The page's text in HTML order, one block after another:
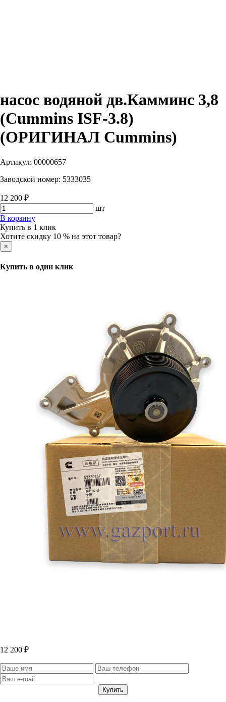
насос водяной дв.Камминс 3,8
(Cummins ISF-3.8)
(ОРИГИНАЛ Cummins)
Артикул: 00000657
Заводской номер: 5333035
12 200 ₽
шт
В корзину
Купить в 1 клик
Хотите скидку 10 % на этот товар?
×
Купить в один клик
12 200 ₽